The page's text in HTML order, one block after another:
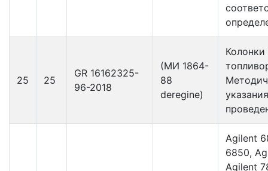
25 25
GR 16162325-
96-2018
(МИ 1864-
88
deregine)
Колонки
Agilent
6850,
Agilent